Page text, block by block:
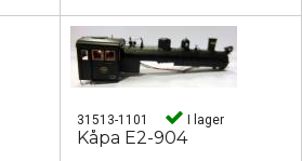
31513-1101 I lager
Kåpa E2-904